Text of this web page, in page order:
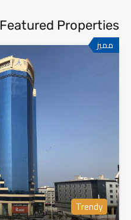
Featured Properties
مميز
Trendy